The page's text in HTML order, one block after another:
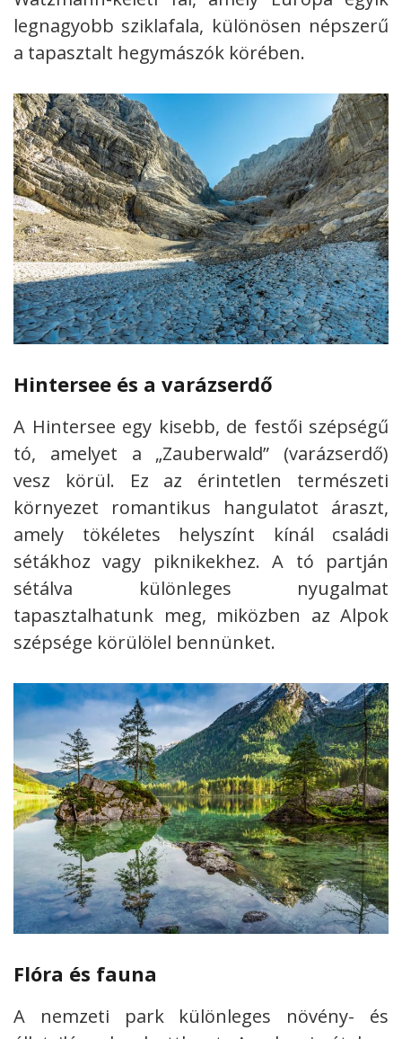
legnagyobb sziklafala, különösen népszerű
a tapasztalt hegymászók körében.
Hintersee és a varázserdő
A Hintersee egy kisebb, de festői szépségű
tó, amelyet a „Zauberwald” (varázserdő)
vesz körül. Ez az érintetlen természeti
környezet romantikus hangulatot áraszt,
amely tökéletes helyszínt kínál családi
sétákhoz vagy piknikekhez. A tó partján
sétálva különleges nyugalmat
tapasztalhatunk meg, miközben az Alpok
szépsége körülölel bennünket.
Flóra és fauna
A nemzeti park különleges növény- és